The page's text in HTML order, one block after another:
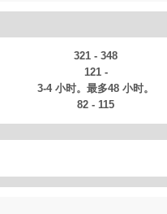
321 - 348
121 -
3-4 小时。最多48 小时。
82 - 115